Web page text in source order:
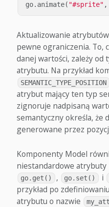
go. animate( "#sprite" ,
Aktualizowanie
pewne ograniczenia. To,
danej wartości, zależy od
atrybutu. Na przykład
SEMANTIC_TYPE_POSITION
atrybut mający ten typ
zignoruje nadpisaną
semantyczny określa, że
generowane przez
Komponenty Model
niestandardowe atrybuty
go.get() , go.set() i
przykład po
atrybutu o nazwie